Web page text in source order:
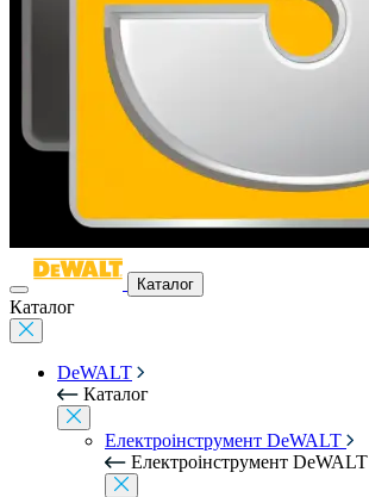
Каталог
Каталог
DeWALT
Каталог
Електроінструмент DeWALT
Електроінструмент DeWALT